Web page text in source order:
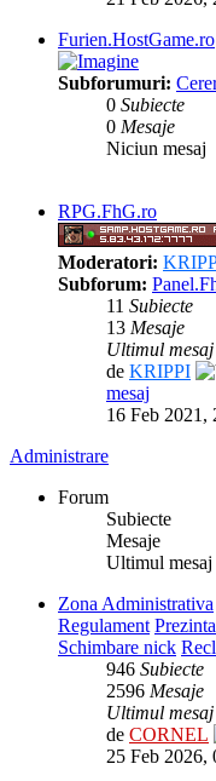
Furien.HostGame.ro
Subforumuri:
0 Subiecte
0 Mesaje
Niciun mesaj
RPG.FhG.ro
Moderatori:
Subforum:
11 Subiecte
13 Mesaje
Ultimul mesaj
de KRIPPI
mesaj
16 Feb 2021,
Administrare
Forum
Subiecte
Mesaje
Ultimul mesaj
Zona Administrativa
Regulament
Schimbare nick
946 Subiecte
2596 Mesaje
Ultimul mesaj
de CORNEL
25 Feb 2026,